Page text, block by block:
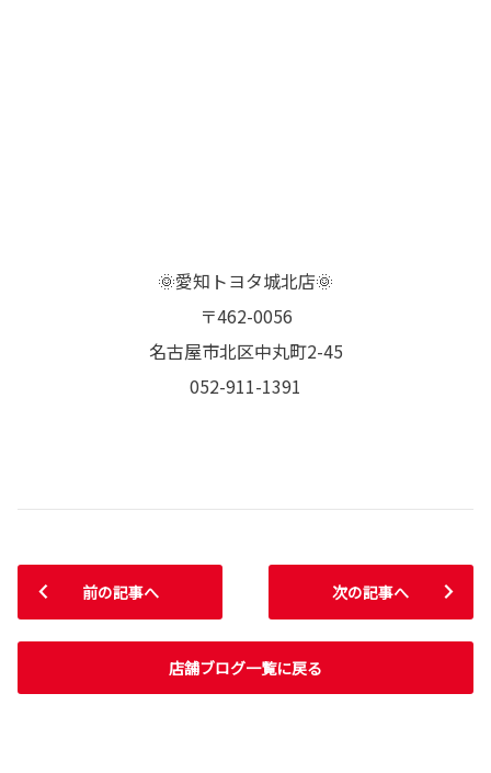
🌞愛知トヨタ城北店🌞
〒462-0056
名古屋市北区中丸町2-45
052-911-1391
前の記事へ
店舗ブログ一覧に戻る
次の記事へ